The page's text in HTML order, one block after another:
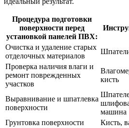
Процедура подготовки
поверхности перед
установкой панелей ПВХ:
Очистка и удаление старых
отделочных материалов
Проверка наличия влаги и
ремонт поврежденных
участков
кисть
Выравнивание и шпатлевка
поверхности
машина
Грунтовка поверхности Кисть,